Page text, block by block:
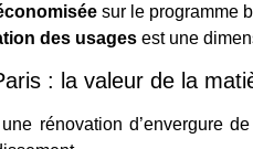
sur le programme
des usagesest une
: la valeur de la
rénovation d’envergure